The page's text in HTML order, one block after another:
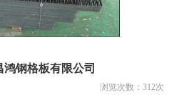
钢格板有限公司
浏览次数： 312次